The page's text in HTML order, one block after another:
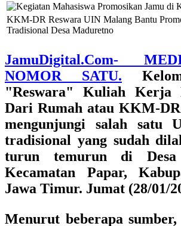
KKM-DR Reswara UIN Malang Bantu
Tradisional Desa Maduretno
JamuDigital.Com-
NOMOR SATU.
"Reswara" Kuliah Kerja
Dari Rumah atau KKM-
mengunjungi salah satu
tradisional yang sudah
turun temurun di Desa
Kecamatan Papar,
Jawa Timur. Jumat (28/01/
Menurut beberapa